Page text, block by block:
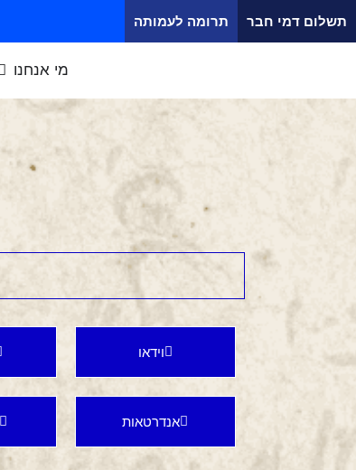
תשלום דמי חבר תרומה לעמותה
מי אנחנו
וידאו
אנדרטאות